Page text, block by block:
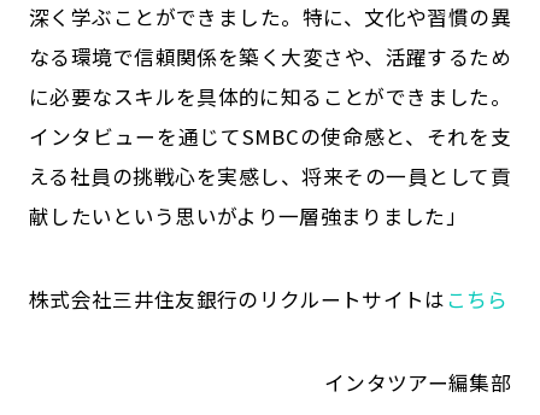
深く学ぶことができました。特に、文化や習慣の異
なる環境で信頼関係を築く大変さや、活躍するため
に必要なスキルを具体的に知ることができました。
インタビューを通じてSMBCの使命感と、それを支
える社員の挑戦心を実感し、将来その一員として貢
献したいという思いがより一層強まりました」
株式会社三井住友銀行のリクルートサイトは こち ら
インタツアー編集部